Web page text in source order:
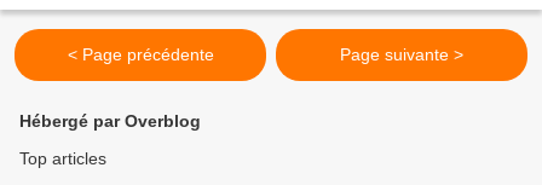
< Page précédente Page suivante >
Hébergé par Overblog
Top articles